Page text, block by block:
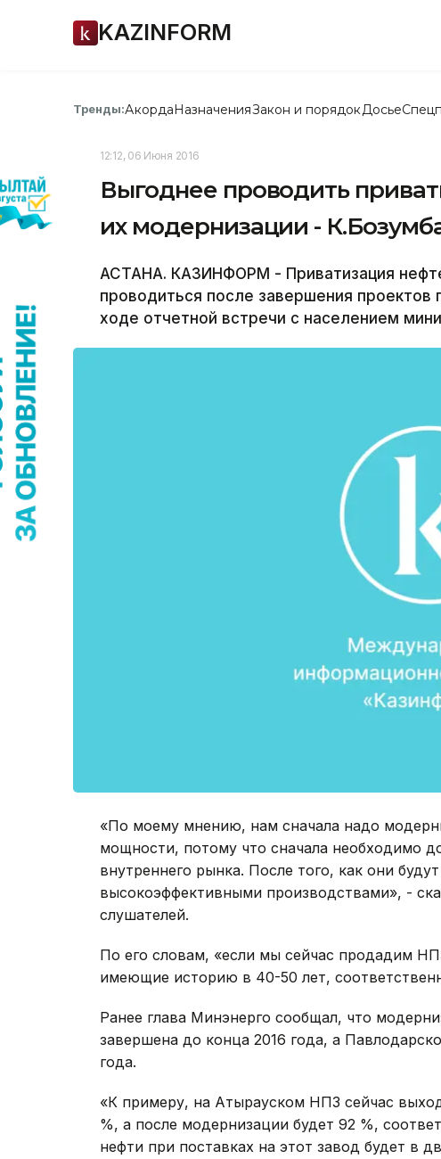
KAZINFORM
Тренды:АкордаНазначенияЗакон и порядок Досье
12:12, 06 Июня 2016
Выгоднее проводить
их модернизации -
АСТАНА. КАЗИНФОРМ - Приватизация
проводиться после завершения проектов
ходе отчетной встречи с населением
«По моему мнению, нам сначала надо
мощности, потому что сначала необходимо
внутреннего рынка. После того, как они
высокоэффективными производствами», -
слушателей.
По его словам, «если мы сейчас продадим
имеющие историю в 40-50 лет,
Ранее глава Минэнерго сообщал, что
завершена до конца 2016 года, а
года.
«К примеру, на Атырауском НПЗ сейчас
%, а после модернизации будет 92 %,
нефти при поставках на этот завод будет в